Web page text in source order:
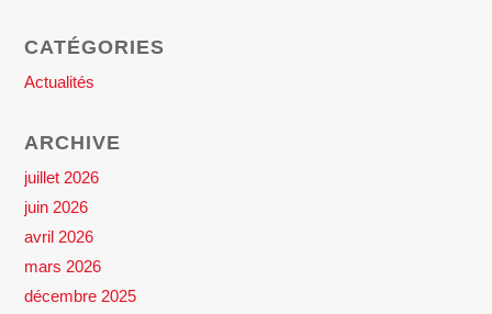
CATÉGORIES
Actualités
ARCHIVE
juillet 2026
juin 2026
avril 2026
mars 2026
décembre 2025